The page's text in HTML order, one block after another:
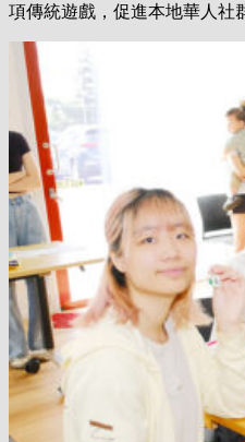
項傳統遊戲，促進本地華人社